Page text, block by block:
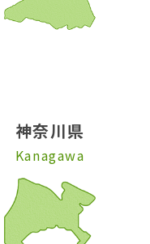
神奈川県
Kanagawa